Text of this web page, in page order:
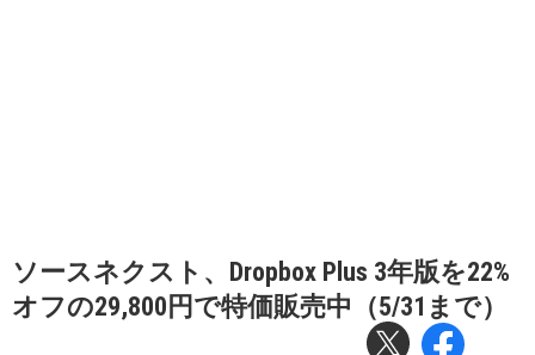
ソースネクスト、Dropbox Plus 3年版を22%
オフの29,800円で特価販売中（5/31まで）